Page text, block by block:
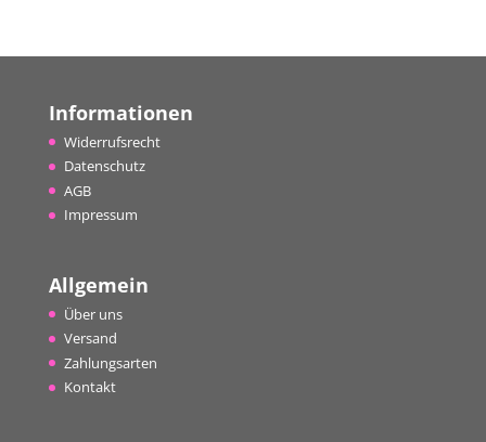
Informationen
Widerrufsrecht
Datenschutz
AGB
Impressum
Allgemein
Über uns
Versand
Zahlungsarten
Kontakt